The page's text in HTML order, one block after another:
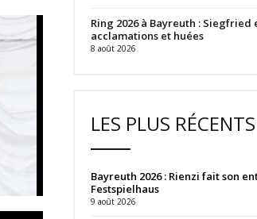
Ring 2026 à Bayreuth : Siegfried
acclamations et huées
8 août 2026
LES PLUS RÉCENTS
Bayreuth 2026 : Rienzi fait son
Festspielhaus
9 août 2026